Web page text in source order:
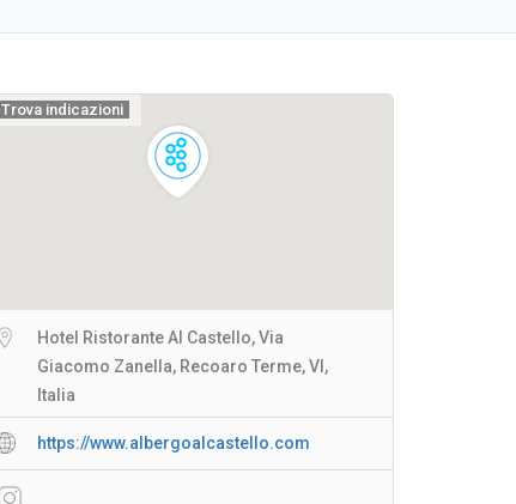
Trova indicazioni
Hotel Ristorante Al Castello, Via
Giacomo Zanella, Recoaro Terme, VI,
Italia
https://www.albergoalcastello.com